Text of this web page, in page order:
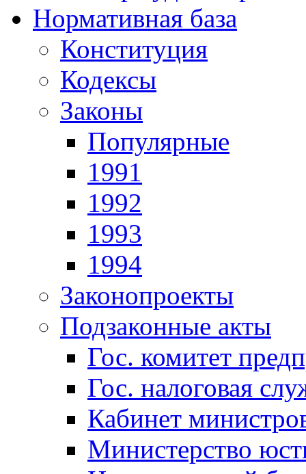
Нормативная база
Конституция
Кодексы
Законы
Популярные
1991
1992
1993
1994
Законопроекты
Подзаконные акты
Гос. комитет
Гос. налоговая
Кабинет
Министерство